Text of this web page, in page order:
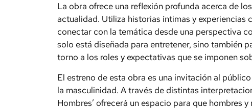
La obra ofrece una reflexión profunda acerca de
actualidad. Utiliza historias íntimas y experiencias
conectar con la temática desde una perspectiva
solo está diseñada para entretener, sino también
torno a los roles y expectativas que se imponen
El estreno de esta obra es una invitación al
la masculinidad. A través de distintas
Hombres’ ofrecerá un espacio para que hombres